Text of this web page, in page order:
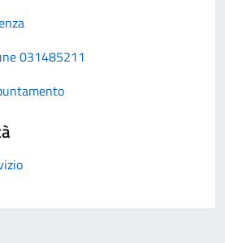
031485211